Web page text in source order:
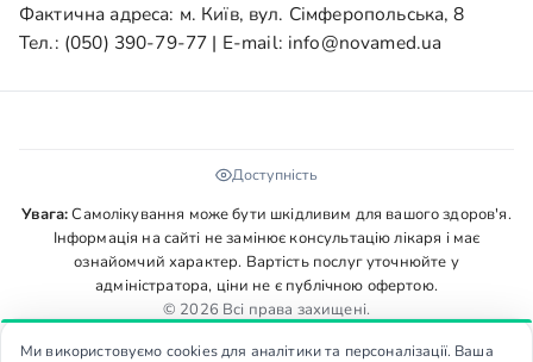
Фактична адреса: м. Київ, вул. Сімферопольська, 8
Тел.: (050) 390-79-77 | E-mail: info@novamed.ua
Доступність
Увага:Самолікування може бути шкідливим для вашого здоров'я.
Інформація на сайті не замінює консультацію лікаря і має
ознайомчий характер. Вартість послуг уточнюйте у
адміністратора, ціни не є публічною офертою.
© 2026 Всі права захищені.
Ми використовуємо cookies для аналітики та персоналізації. Ваша